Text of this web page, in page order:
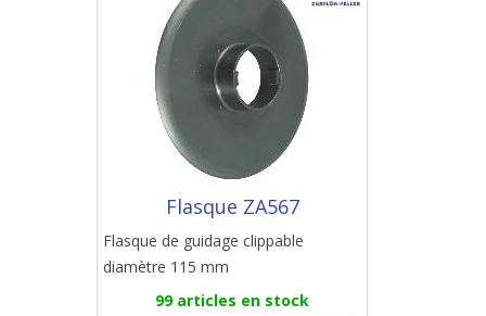
Flasque ZA567
Flasque de guidage clippable
diamètre 115 mm
99 articles en stock